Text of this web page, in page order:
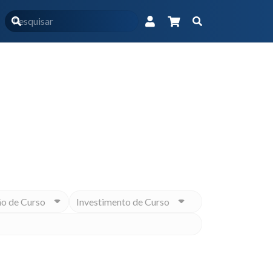
de Curso
Investimento de Curso